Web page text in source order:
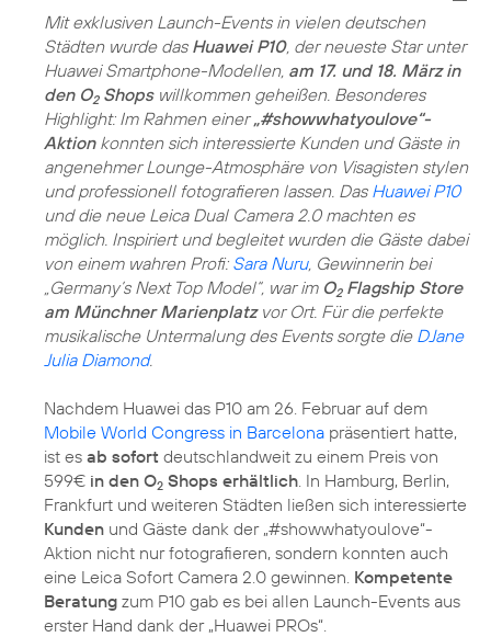
Mit exklusiven Launch-Events in vielen deutschen
Städten wurde das Huawei P10, der neueste Star unter
Huawei Smartphone-Modellen, am 17. und 18. März in
den O2Shopswillkommen geheißen. Besonderes
Highlight: Im Rahmen einer„#showwhatyoulove“-
Aktionkonnten sich interessierte Kunden und Gäste in
angenehmer Lounge-Atmosphäre von Visagisten stylen
und professionell fotografieren lassen. Das Huawei P10
und die neue Leica Dual Camera 2.0 machten es
möglich. Inspiriert und begleitet wurden die Gäste dabei
von einem wahren Profi: Sara Nuru, Gewinnerin bei
„Germany’s Next Top Model“, war im O2Flagship Store
am Münchner Marienplatzvor Ort. Für die perfekte
musikalische Untermalung des Events sorgte die DJane
Julia Diamond.
Nachdem Huawei das P10 am 26. Februar auf dem
Mobile World Congress in Barcelona präsentiert hatte,
ist es ab sofort deutschlandweit zu einem Preis von
599€ in den O2 Shops erhältlich . In Hamburg, Berlin,
Frankfurt und weiteren Städten ließen sich interessierte
Kunden und Gäste dank der „#showwhatyoulove“-
Aktion nicht nur fotografieren, sondern konnten auch
eine Leica Sofort Camera 2.0 gewinnen. Kompetente
Beratung zum P10 gab es bei allen Launch-Events aus
erster Hand dank der „Huawei PROs“.